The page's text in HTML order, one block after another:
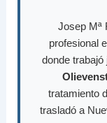
Josep Mª
profesional
donde
tratamiento
trasladó a